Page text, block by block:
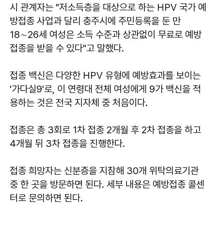
시 관계자는 "저소득층을 대상으로 하는 HPV 국가 예
방접종 사업과 달리 충주시에 주민등록을 둔 만
18∼26세 여성은 소득 수준과 상관없이 무료로 예방
접종을 받을 수 있다"고 말했다.
접종 백신은 다양한 HPV 유형에 예방효과를 보이는
'가다실9'로, 이 연령대 전체 여성에게 9가 백신을 적
용하는 것은 전국 지자체 중 처음이다.
접종은 총 3회로 1차 접종 2개월 후 2차 접종을 하고
4개월 뒤 3차 접종을 진행한다.
접종 희망자는 신분증을 지참해 30개 위탁의료기관
중 한 곳을 방문하면 된다. 세부 내용은 예방접종 콜센
터로 문의하면 된다.